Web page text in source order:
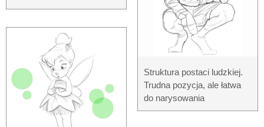
Struktura postaci ludzkiej.
Trudna pozycja, ale łatwa
do narysowania